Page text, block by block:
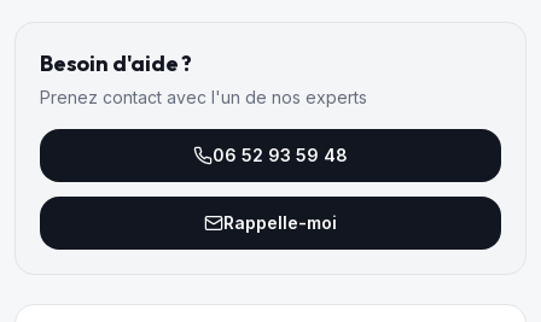
Besoin d'aide ?
Prenez contact avec l'un de nos experts
06 52 93 59 48
Rappelle-moi